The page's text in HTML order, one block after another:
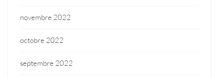
novembre 2022
octobre 2022
septembre 2022